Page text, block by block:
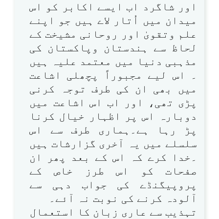
اور شاگرد اب ایسے اکابر کو اس
میدان میں اُتار لاے ہیں جو اپنے
علم وتقویٰ اور روحانی مشیخت کے
لحاظ سے ہندستان وپاکستان کی
مذہبی دنیا میں معتمد علیہ ہیں
۔ اس لیے مجبوراً پچھلی اشاعت
میں بھی ان کی طرف توجہ کرنی
پڑی تھی، اور اب اس اشاعت میں
دوبارہ اس پر اظہار خیال کرنا
پڑ رہا ہے۔ہماری طرف سے اس
سلسلے میں یہ آخری گزارشات ہیں
۔خدا کرے کہ اس کے بعد پھر ان
صفحات کو اس طرز خاص کے
پروپیگنڈے کی جواب دہی سے
آلودہ کرنے کی نوبت نہ آئے۔
تہذیب سے عاری زبان کا استعمال